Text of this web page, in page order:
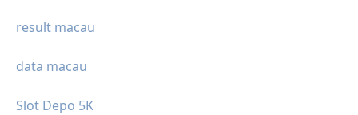
result macau
data macau
Slot Depo 5K